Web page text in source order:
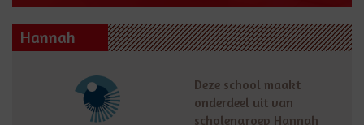
Hannah
Deze school maakt
onderdeel uit van
scholengroep Hannah